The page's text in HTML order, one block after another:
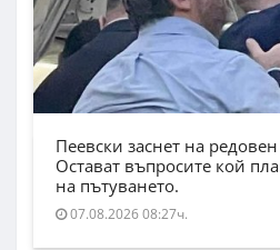
Пеевски заснет на
Остават въпросите кой
на пътуването.
07.08.2026 08:27ч.